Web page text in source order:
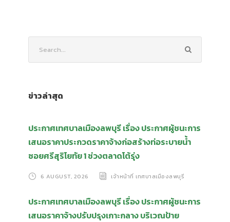
ข่าวล่าสุด
ประกาศเทศบาลเมืองลพบุรี เรื่อง ประกาศผู้ชนะการ
เสนอราคาประกวดราคาจ้างก่อสร้างท่อระบายน้ำ
ซอยศรีสุริโยทัย 1 ช่วงตลาดโต้รุ่ง
6 AUGUST, 2026 เจ้าหน้าที่ เทศบาลเมืองลพบุรี
ประกาศเทศบาลเมืองลพบุรี เรื่อง ประกาศผู้ชนะการ
เสนอราคาจ้างปรับปรุงเกาะกลาง บริเวณป้าย